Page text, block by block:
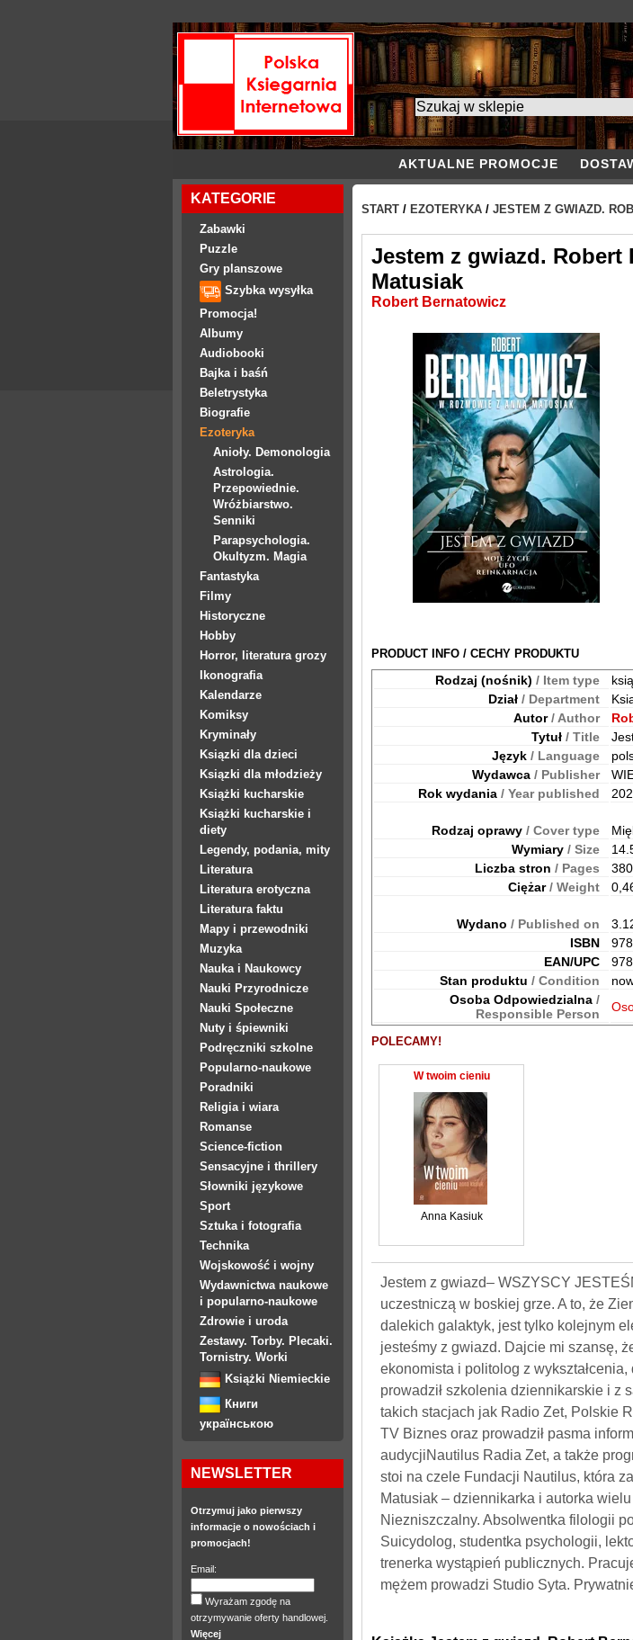
AKTUALNE PROMOCJE
KATEGORIE
Zabawki
Puzzle
Gry planszowe
Szybka wysyłka
Promocja!
Albumy
Audiobooki
Bajka i baśń
Beletrystyka
Biografie
Ezoteryka
Anioły. Demonologia
Astrologia.
Przepowiednie.
Wróżbiarstwo.
Senniki
Parapsychologia.
Okultyzm. Magia
Fantastyka
Filmy
Historyczne
Hobby
Horror, literatura grozy
Ikonografia
Kalendarze
Komiksy
Kryminały
Ksiązki dla dzieci
Ksiązki dla młodzieży
Książki kucharskie
Książki kucharskie i
diety
Legendy, podania, mity
Literatura
Literatura erotyczna
Literatura faktu
Mapy i przewodniki
Muzyka
Nauka i Naukowcy
Nauki Przyrodnicze
Nauki Społeczne
Nuty i śpiewniki
Podręczniki szkolne
Popularno-naukowe
Poradniki
Religia i wiara
Romanse
Science-fiction
Sensacyjne i thrillery
Słowniki językowe
Sport
Sztuka i fotografia
Technika
Wojskowość i wojny
Wydawnictwa naukowe
i popularno-naukowe
Zdrowie i uroda
Zestawy. Torby. Plecaki.
Tornistry. Worki
Książki Niemieckie
Книги
українською
NEWSLETTER
Otrzymuj jako pierwszy
informacje o nowościach i
promocjach!
Email:
Wyrażam zgodę na
otrzymywanie oferty handlowej.
Więcej
START / EZOTERYKA / JESTEM Z GWIAZD.
Jestem z gwiazd.
Matusiak
Robert Bernatowicz
PRODUCT INFO / CECHY PRODUKTU
Rodzaj (nośnik) / Item type
Dział / Department
Autor/ Author
Tytuł / Title
Język / Language
Wydawca / Publisher
Rok wydania / Year published
Rodzaj oprawy / Cover type
Wymiary / Size
Liczba stron / Pages
380
Ciężar/ Weight
Wydano / Published on
ISBN
EAN/UPC
Stan produktu / Condition
Osoba Odpowiedzialna /
Responsible Person
POLECAMY!
W twoim cieniu
Anna Kasiuk
Jestem z gwiazd– WSZYSCY
uczestniczą w boskiej grze. A to, że
dalekich galaktyk, jest tylko kolejnym
jesteśmy z gwiazd. Dajcie mi szansę,
ekonomista i politolog z
prowadził szkolenia dziennikarskie i z
takich stacjach jak Radio Zet, Polskie
TV Biznes oraz prowadził pasma
audycjiNautilus Radia Zet, a także
stoi na czele Fundacji Nautilus, która
Matusiak – dziennikarka i autorka
Niezniszczalny. Absolwentka filologii
Suicydolog, studentka psychologii,
trenerka wystąpień publicznych.
mężem prowadzi Studio Syta.